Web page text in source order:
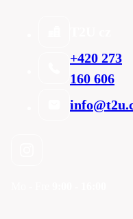
+420 273
160 606